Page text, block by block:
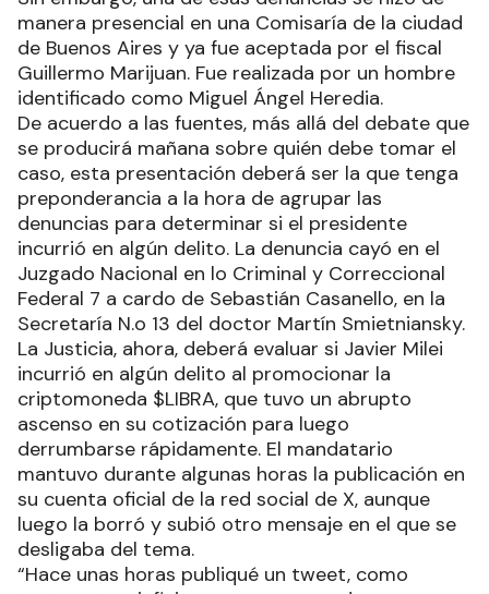
manera presencial en una Comisaría de la ciudad
de Buenos Aires y ya fue aceptada por el fiscal
Guillermo Marijuan. Fue realizada por un hombre
identificado como Miguel Ángel Heredia.
De acuerdo a las fuentes, más allá del debate que
se producirá mañana sobre quién debe tomar el
caso, esta presentación deberá ser la que tenga
preponderancia a la hora de agrupar las
denuncias para determinar si el presidente
incurrió en algún delito. La denuncia cayó en el
Juzgado Nacional en lo Criminal y Correccional
Federal 7 a cardo de Sebastián Casanello, en la
Secretaría N.o 13 del doctor Martín Smietniansky.
La Justicia, ahora, deberá evaluar si Javier Milei
incurrió en algún delito al promocionar la
criptomoneda $LIBRA, que tuvo un abrupto
ascenso en su cotización para luego
derrumbarse rápidamente. El mandatario
mantuvo durante algunas horas la publicación en
su cuenta oficial de la red social de X, aunque
luego la borró y subió otro mensaje en el que se
desligaba del tema.
“Hace unas horas publiqué un tweet, como